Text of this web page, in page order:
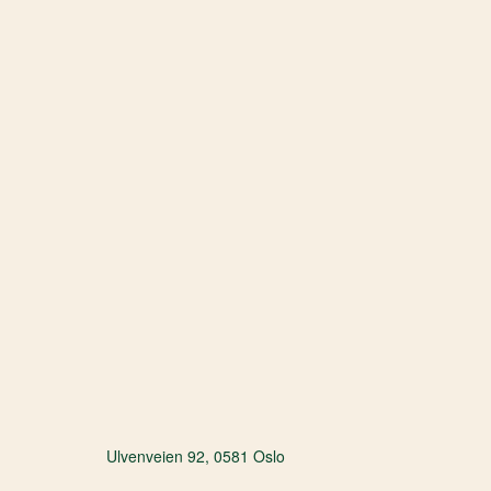
Ulvenveien 92, 0581 Oslo